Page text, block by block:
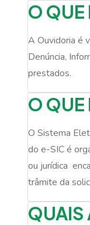
O QUE
A Ouvidoria é
Denúncia,
prestados.
O QUE
O Sistema
do e-SIC é
ou jurídica 
trâmite da
QUAIS